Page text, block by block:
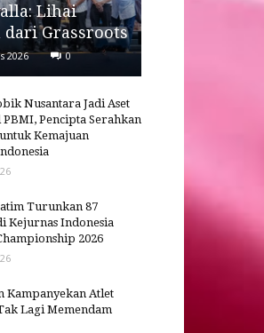
Lihai
dari Grassroots
2026 0
Nusantara Jadi Aset
Pencipta Serahkan
Kemajuan
Turunkan 87
Kejurnas Indonesia
2026
Kampanyekan Atlet
Lagi Memendam